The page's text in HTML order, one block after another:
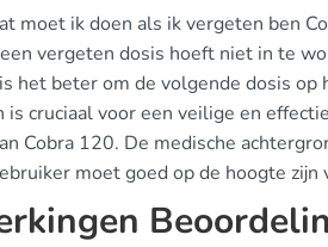
moet ik doen als ik vergeten ben
vergeten dosis hoeft niet in te
het beter om de volgende dosis
is cruciaal voor een veilige en
Cobra 120. De medische
moet goed op de hoogte zijn